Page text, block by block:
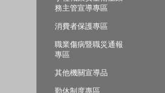
務主管宣導專區
消費者保護專區
職業傷病暨職災通報
專區
其他機關宣導品
勤休制度專區